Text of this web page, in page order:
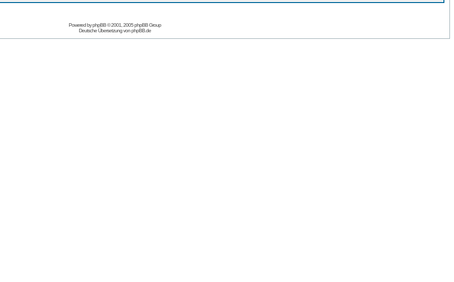
Powered byphpBB© 2001, 2005 phpBB Group
Deutsche Übersetzung vonphpBB.de